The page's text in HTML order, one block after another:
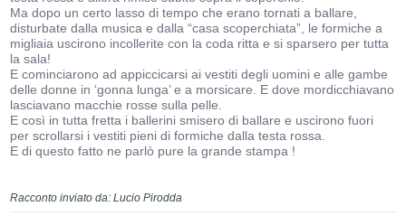
Ma dopo un certo lasso di tempo che erano tornati a ballare,
disturbate dalla musica e dalla “casa scoperchiata”, le formiche a
migliaia uscirono incollerite con la coda ritta e si sparsero per tutta
la sala!
E cominciarono ad appiccicarsi ai vestiti degli uomini e alle gambe
delle donne in ‘gonna lunga’ e a morsicare. E dove mordicchiavano
lasciavano macchie rosse sulla pelle.
E così in tutta fretta i ballerini smisero di ballare e uscirono fuori
per scrollarsi i vestiti pieni di formiche dalla testa rossa.
E di questo fatto ne parlò pure la grande stampa !
Racconto inviato da: Lucio Pirodda